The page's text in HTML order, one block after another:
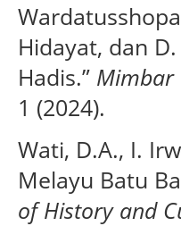
Hidayat, dan
Hadis.” Mimbar
1 (2024).
Wati, D.A., I.
Melayu Batu
of History and